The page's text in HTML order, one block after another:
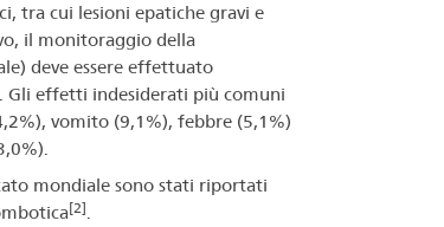
tra cui lesioni epatiche gravi e
il monitoraggio della
deve essere effettuato
Gli effetti indesiderati più comuni
vomito (9,1%), febbre (5,1%)
mondiale sono stati riportati
[2].